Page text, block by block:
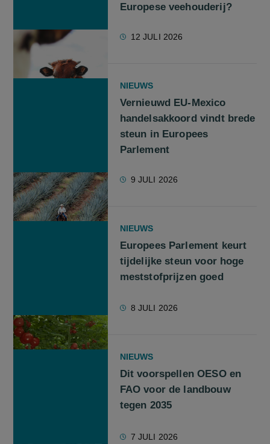
Europese veehouderij?
12 JULI 2026
NIEUWS
Vernieuwd EU-Mexico
handelsakkoord vindt brede
steun in Europees
Parlement
9 JULI 2026
NIEUWS
Europees Parlement keurt
tijdelijke steun voor hoge
meststofprijzen goed
8 JULI 2026
NIEUWS
Dit voorspellen OESO en
FAO voor de landbouw
tegen 2035
7 JULI 2026